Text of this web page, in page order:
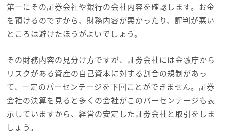
第一にその証券会社や銀行の会社内容を確認します。お金
を預けるのですから、財務内容が悪かったり、評判が悪い
ところは避けたほうがよいでしょう。
その財務内容の見分け方ですが、証券会社には金融庁から
リスクがある資産の自己資本に対する割合の規制があっ
て、一定のパーセンテージを下回ことができません。証券
会社の決算を見ると多くの会社がこのパーセンテージも表
示していますから、経営の安定した証券会社と取引をしま
しょう。